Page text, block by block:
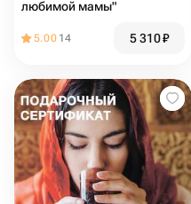
любимой мамы"
5.00 14 5 310₽